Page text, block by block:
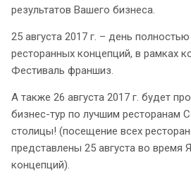
результатов Вашего бизнеса.
25 августа 2017 г. – день
ресторанных концепций, в рамках
Фестиваль франшиз.
А также 26 августа 2017 г. будет
бизнес-тур по лучшим ресторанам
столицы! (посещение всех
представлены 25 августа во время
концепций).